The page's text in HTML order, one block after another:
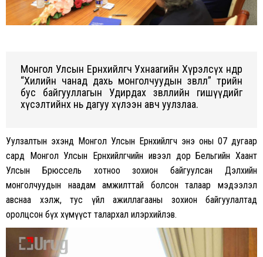
Монгол Улсын Ерөнхийлөгч Ухнаагийн Хүрэлсүх өнөөдөр
“Хилийн чанад дахь монголчуудын зөвлөл” төрийн
бус байгууллагын Удирдах зөвлөлийн гишүүдийг
хүсэлтийнх нь дагуу хүлээн авч уулзлаа.
Уулзалтын эхэнд Монгол Улсын Ерөнхийлөгч энэ оны 07 дугаар
сард Монгол Улсын Ерөнхийлөгчийн ивээл дор Бельгийн Хаант
Улсын Брюссель хотноо зохион байгуулсан Дэлхийн
монголчуудын наадам амжилттай болсон талаар мэдээлэл
авснаа хэлж, тус үйл ажиллагааны зохион байгуулалтад
оролцсон бүх хүмүүст талархал илэрхийлэв.